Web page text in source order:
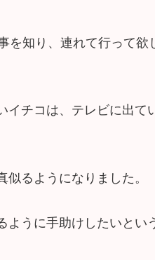
を知り、連れて行って欲
イチコは、テレビに出て
るようになりました。
ように手助けしたいとい